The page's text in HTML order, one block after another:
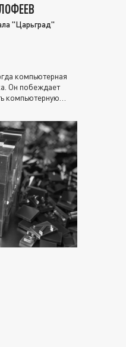
"Царьград"
компьютерная
Он побеждает
компьютерную